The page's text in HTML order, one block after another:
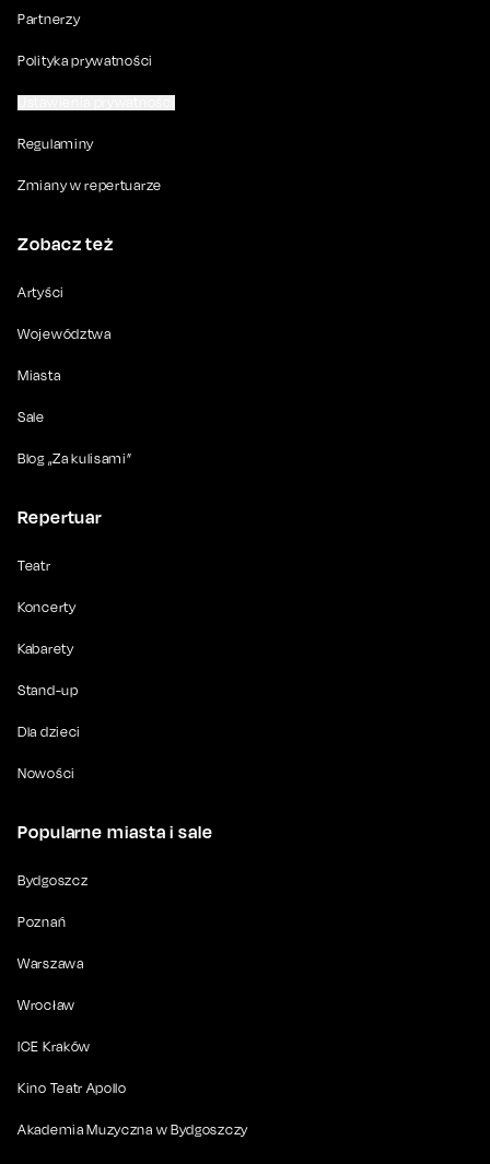
Partnerzy
Polityka prywatności
Regulaminy
Zmiany w repertuarze
Zobacz też
Artyści
Województwa
Miasta
Sale
Blog „Za kulisami”
Repertuar
Teatr
Koncerty
Kabarety
Stand-up
Dla dzieci
Nowości
Popularne miasta i sale
Bydgoszcz
Poznań
Warszawa
Wrocław
ICE Kraków
Kino Teatr Apollo
Akademia Muzyczna w Bydgoszczy